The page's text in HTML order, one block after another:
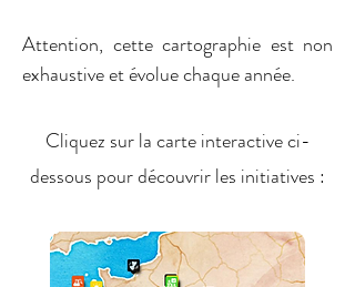
Attention, cette cartographie est non
exhaustive et évolue chaque année.
Cliquez sur la carte interactive ci-
dessous pour découvrir les initiatives :